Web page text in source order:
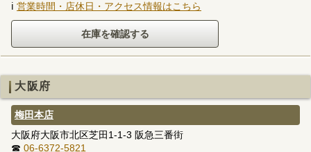
ℹ 営業時間・店休日・アクセス情報はこちら
大阪府
梅田本店
大阪府大阪市北区芝田1-1-3 阪急三番街
☎ 06-6372-5821